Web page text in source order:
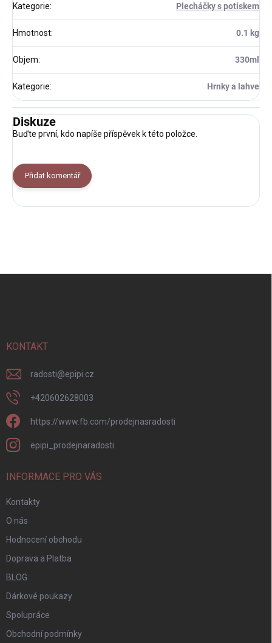
Kategorie: Plecháčky s potiskem
Hmotnost: 0.1 kg
Objem: 330ml
Kategorie: Hrnky a lahve
Diskuze
Buďte první, kdo napíše příspěvek k této položce.
Přidat komentář
KONTAKT
radosti@epipi.cz
+420602628003
https://www.fb.com/prodejnasradosti
epipi_prodejnaradosti
INFORMACE PRO VÁS
Kontakty
O nás
Hodnocení obchodu
Doprava a Platba
BLOG
Dárkové poukazy
Spolupráce
Obchodní podmínky